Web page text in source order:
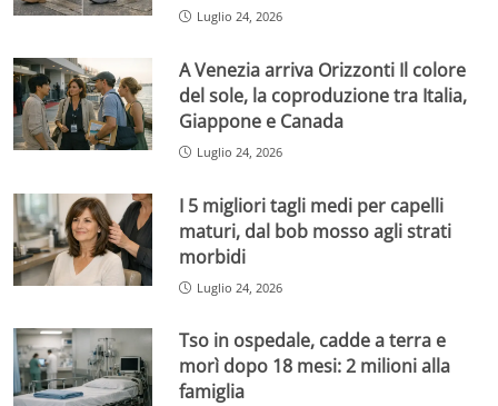
Luglio 24, 2026
A Venezia arriva Orizzonti Il colore
del sole, la coproduzione tra Italia,
Giappone e Canada
Luglio 24, 2026
I 5 migliori tagli medi per capelli
maturi, dal bob mosso agli strati
morbidi
Luglio 24, 2026
Tso in ospedale, cadde a terra e
morì dopo 18 mesi: 2 milioni alla
famiglia